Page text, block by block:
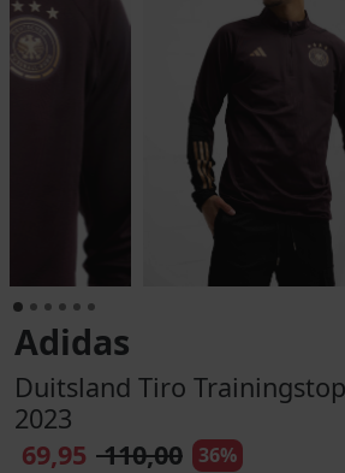
Adidas
Duitsland Tiro
2023
69,95 110,00 36%